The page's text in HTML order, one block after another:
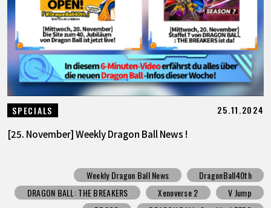
SPECIALS 25.11.2024
[25. November] Weekly Dragon Ball News !
Weekly Dragon Ball News
DragonBall40th
DRAGON BALL: THE BREAKERS
Xenoverse 2
V Jump